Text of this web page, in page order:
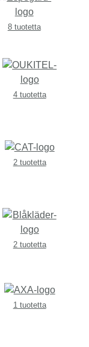
8 tuotetta
4 tuotetta
2 tuotetta
2 tuotetta
1 tuotetta